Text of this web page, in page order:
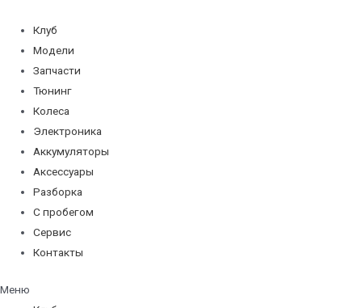
содержимому
Клуб
Модели
Запчасти
Тюнинг
Колеса
Электроника
Аккумуляторы
Аксессуары
Разборка
С пробегом
Сервис
Контакты
Меню